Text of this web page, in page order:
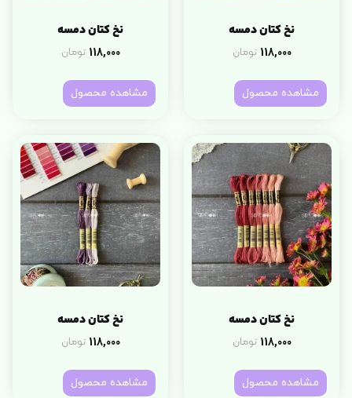
نخ کتان دمسه
118,000 تومان
مشاهده محصول
نخ کتان دمسه
118,000 تومان
مشاهده محصول
نخ کتان دمسه
118,000 تومان
مشاهده محصول
نخ کتان دمسه
118,000 تومان
مشاهده محصول